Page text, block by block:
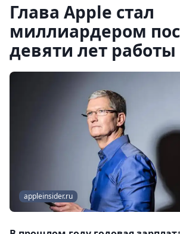
Глава Apple стал
миллиардером
девяти лет работы
appleinsider.ru